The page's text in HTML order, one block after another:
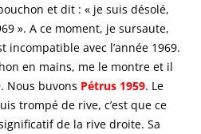
et dit : « je suis désolé,
». A ce moment, je sursaute,
incompatible avec l’année 1969.
en mains, me le montre et il
Nous buvons Pétrus 1959. Le
trompé de rive, c’est que ce
de la rive droite. Sa